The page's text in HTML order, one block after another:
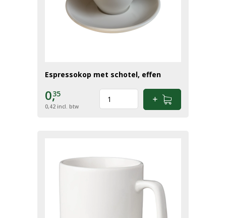
Espressokop met schotel, effen
0,35
0,42 incl. btw